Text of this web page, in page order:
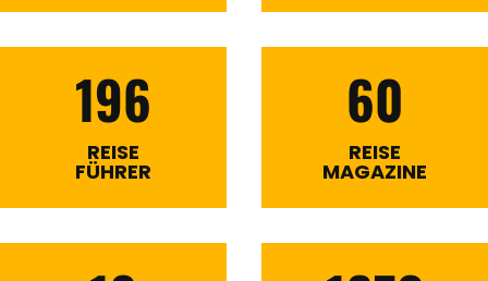
196
REISE
FÜHRER
60
REISE
MAGAZINE